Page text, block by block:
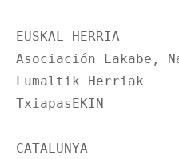
EUSKAL HERRIA
Asociación Lakabe,
Lumaltik Herriak
TxiapasEKIN
CATALUNYA